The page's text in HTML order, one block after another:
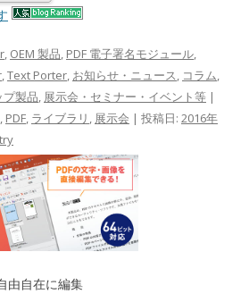
, OEM 製品, PDF 電子署名モジュール,
,Text Porter, お知らせ・ニュース, コラム,
プ製品, 展示会・セミナー・イベント等 |
, PDF, ライブラリ , 展示会 | 投稿日: 2016年
由自在に編集